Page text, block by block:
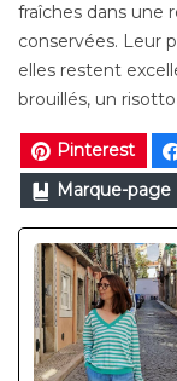
fraîches dans une
conservées. Leur
elles restent
brouillés, un
Pinterest
Marque-page